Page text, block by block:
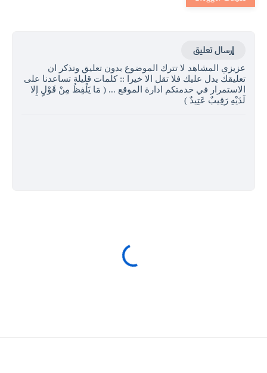
إرسال تعليق
عزيزي المشاهد لا تترك الموضوع بدون تعليق وتذكر ان
تعليقك يدل عليك فلا تقل الا خيرا :: كلمات قليلة تساعدنا على
الاستمرار في خدمتكم ادارة الموقع ... ( مَا يَلْفِظُ مِنْ قَوْلٍ إِلا
لَدَيْهِ رَقِيبٌ عَتِيدٌ )